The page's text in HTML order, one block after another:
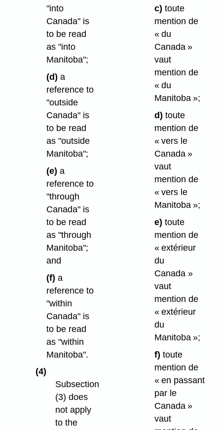
"into
Canada" is
to be read
as "into
Manitoba";
(d) a
reference to
"outside
Canada" is
to be read
as "outside
Manitoba";
(e) a
reference to
"through
Canada" is
to be read
as "through
Manitoba";
and
(f) a
reference to
"within
Canada" is
to be read
as "within
Manitoba".
(4)
Subsection
(3) does
not apply
to the
c) toute
mention de
« du
Canada »
vaut
mention de
« du
Manitoba »;
d) toute
mention de
« vers le
Canada »
vaut
mention de
« vers le
Manitoba »;
e) toute
mention de
« extérieur
du
Canada »
vaut
mention de
« extérieur
du
Manitoba »;
f) toute
mention de
« en passant
par le
Canada »
vaut